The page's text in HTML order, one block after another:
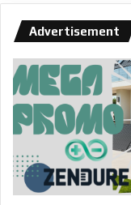
Advertisement